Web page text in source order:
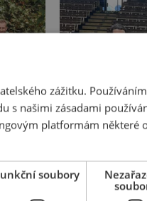
zážitku.
s našimi zásadami
platformám některé
soubory